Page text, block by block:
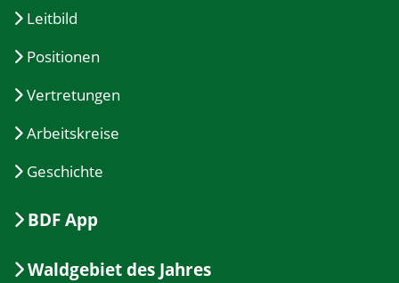
Leitbild
Positionen
Vertretungen
Arbeitskreise
Geschichte
BDF App
Waldgebiet des Jahres